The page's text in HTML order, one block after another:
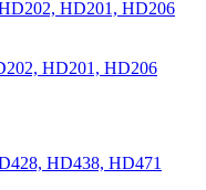
HD201, HD206